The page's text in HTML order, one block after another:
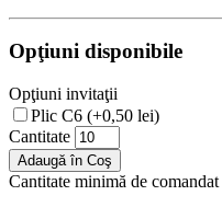
Opţiuni disponibile
Opţiuni invitaţii
Plic C6 (+0,50 lei)
Cantitate
Adaugă în Coş
Cantitate minimă de